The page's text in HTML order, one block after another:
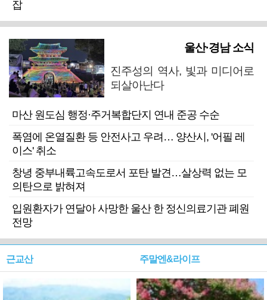
잡
울산·경남 소식
진주성의 역사, 빛과 미디어로
되살아난다
마산 원도심 행정·주거복합단지 연내 준공 수순
폭염에 온열질환 등 안전사고 우려… 양산시, '어필 레
이스' 취소
창녕 중부내륙고속도로서 포탄 발견…살상력 없는 모
의탄으로 밝혀져
입원환자가 연달아 사망한 울산 한 정신의료기관 폐원
전망
근교산 주말엔&라이프